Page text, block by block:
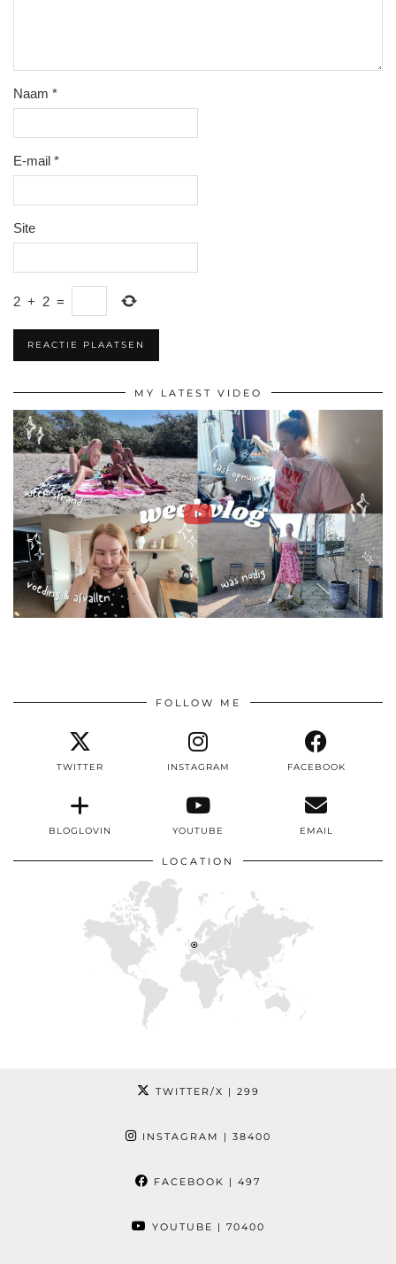
Naam *
E-mail *
Site
2 + 2 =
MY LATEST VIDEO
FOLLOW ME
TWITTER INSTAGRAM FACEBOOK
BLOGLOVIN YOUTUBE EMAIL
LOCATION
TWITTER/X | 299
INSTAGRAM | 38400
FACEBOOK | 497
YOUTUBE | 70400